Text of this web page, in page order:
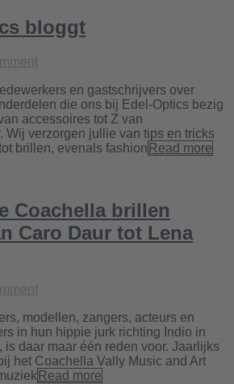
bloggt
en gastschrijvers over
die ons bij Edel-Optics bezig
accessoires tot Z van
Wij verzorgen jullie van tips en tricks
brillen, evenals fashion Read more
Coachella brillen
Caro Daur tot Lena
modellen, zangers, acteurs en
in hun hippie jurk richting Indio in
is daar maar één reden voor. Jaarlijks
het Coachella Vally Music and Art
Read more